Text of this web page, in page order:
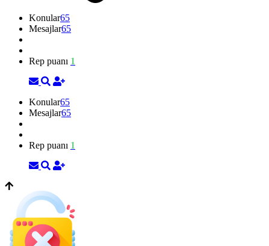
Konular65
Mesajlar65
Rep puanı 1
Konular65
Mesajlar65
Rep puanı 1